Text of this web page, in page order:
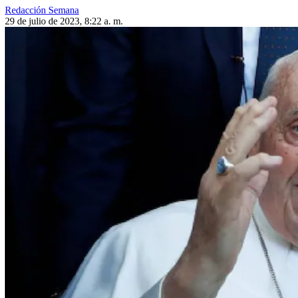
Redacción Semana
29 de julio de 2023, 8:22 a. m.